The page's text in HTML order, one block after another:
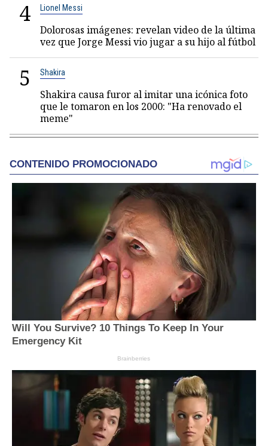
4 Lionel Messi
Dolorosas imágenes: revelan video de la última
vez que Jorge Messi vio jugar a su hijo al fútbol
5 Shakira
Shakira causa furor al imitar una icónica foto
que le tomaron en los 2000: "Ha renovado el
meme"